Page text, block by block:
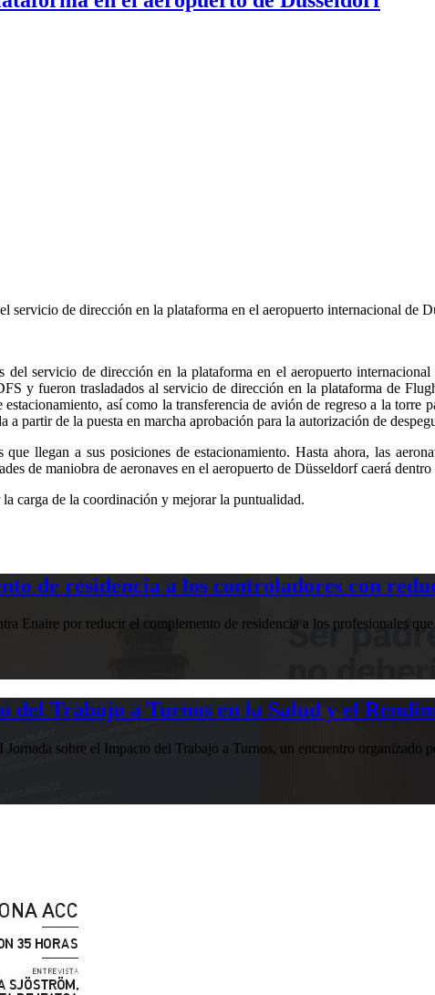
servicio de dirección en la plataforma en el aeropuerto internacional de
servicio de dirección en la plataforma en el aeropuerto
y fueron trasladados al servicio de dirección en la plataforma de
así como la transferencia de avión de regreso a la torre
partir de la puesta en marcha aprobación para la autorización de
llegan a sus posiciones de estacionamiento. Hasta ahora, las
de maniobra de aeronaves en el aeropuerto de Düsseldorf caerá
carga de la coordinación y mejorar la puntualidad.
de residencia a los controladores con
Enaire por reducir el complemento de residencia a los profesionales
Trabajo a Turnos en la Salud y el
Jornada sobre el Impacto del Trabajo a Turnos, un encuentro